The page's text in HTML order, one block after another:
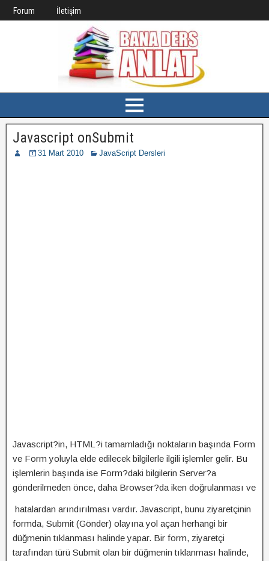
Forum İletişim
Javascript onSubmit
31 Mart 2010 JavaScript Dersleri
Javascript?in, HTML?i tamamladığı noktaların başında Form
ve Form yoluyla elde edilecek bilgilerle ilgili işlemler gelir. Bu
işlemlerin başında ise Form?daki bilgilerin Server?a
gönderilmeden önce, daha Browser?da iken doğrulanması ve
hatalardan arındırılması vardır. Javascript, bunu ziyaretçinin
formda, Submit (Gönder) olayına yol açan herhangi bir
düğmenin tıklanması halinde yapar. Bir form, ziyaretçi
tarafından türü Submit olan bir düğmenin tıklanması halinde,